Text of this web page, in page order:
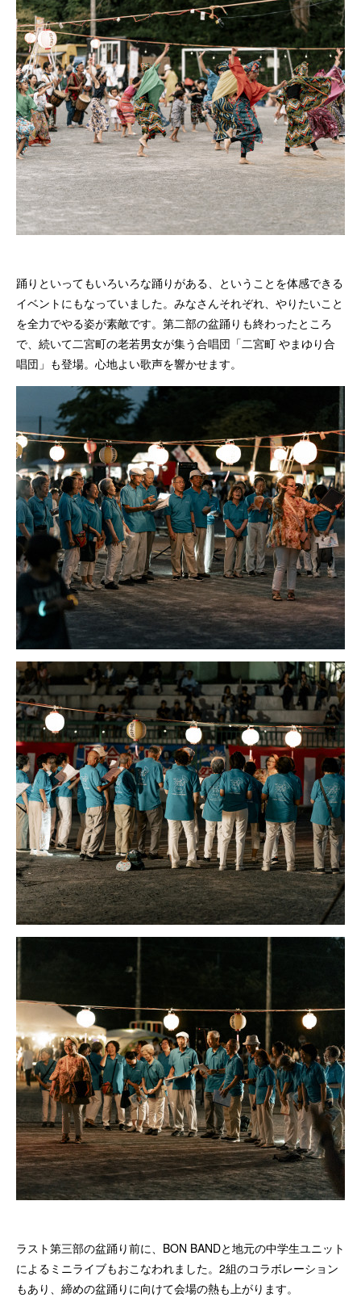
踊りといってもいろいろな踊りがある、ということを体感できる
イベントにもなっていました。みなさんそれぞれ、やりたいこと
を全力でやる姿が素敵です。第二部の盆踊りも終わったところ
で、続いて二宮町の老若男女が集う合唱団「二宮町 やまゆり合
唱団」も登場。心地よい歌声を響かせます。
ラスト第三部の盆踊り前に、BON BANDと地元の中学生ユニット
によるミニライブもおこなわれました。2組のコラボレーション
もあり、締めの盆踊りに向けて会場の熱も上がります。